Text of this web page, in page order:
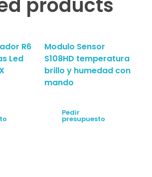
R6
Led
Modulo Sensor
S108HD temperatura
brillo y humedad con
mando
Pedir
presupuesto